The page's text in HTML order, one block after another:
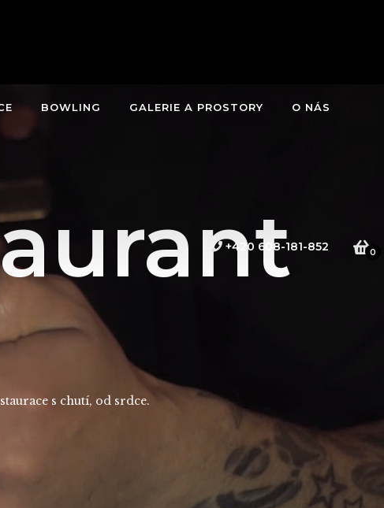
BOWLING GALERIE A PROSTORY O NÁS
+420 608-181-852 0
s chutí, od srdce.